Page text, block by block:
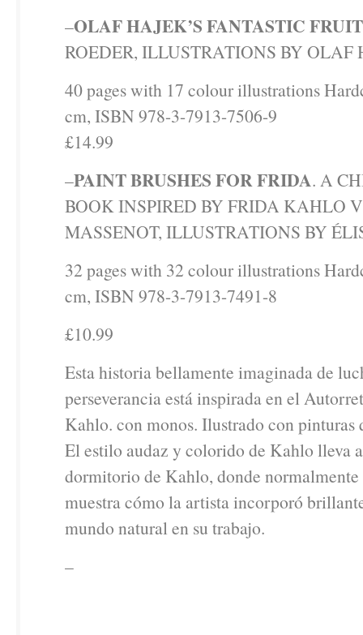
–OLAF HAJEK’S FANTASTIC
ROEDER, ILLUSTRATIONS BY OLAF
40 pages with 17 colour illustrations
cm, ISBN 978-3-7913-7506-9
£14.99
–PAINT BRUSHES FOR FRIDA. A
BOOK INSPIRED BY FRIDA KAHLO
MASSENOT, ILLUSTRATIONS BY
32 pages with 32 colour illustrations
cm, ISBN 978-3-7913-7491-8
£10.99
Esta historia bellamente imaginada de
perseverancia está inspirada en el
Kahlo. con monos. Ilustrado con pinturas
El estilo audaz y colorido de Kahlo lleva
dormitorio de Kahlo, donde
muestra cómo la artista incorporó
mundo natural en su trabajo.
–